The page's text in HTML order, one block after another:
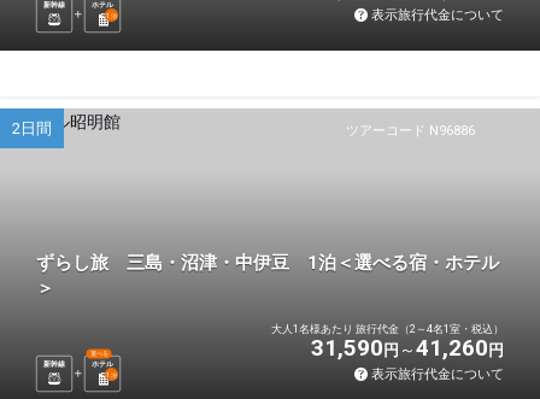
新幹線 ホテル
1 泊 表示旅行代金について
ツアーコード N96886
2日間
ずらし旅 三島・沼津・中伊豆 1泊＜選べる宿・ホテル
＞
新幹線 ホテル
選べる
1 泊
大人1名様あたり 旅行代金（2～4名1室・税込）
31,590 円 41,260 円
表示旅行代金について